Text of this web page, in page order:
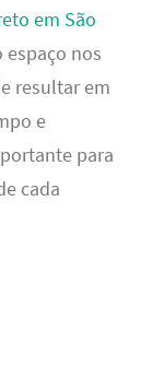
em São
nos
resultar em
e
para
cada